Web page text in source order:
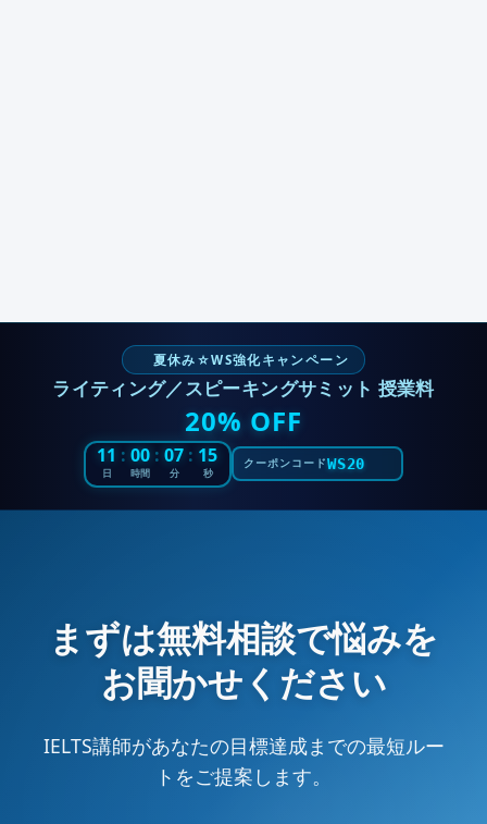
夏休み☆WS強化キャンペーン
ライティング／スピーキングサミット 授業料
20% OFF
11
日
: 00
時間
: 07
分
: 15
秒
クーポンコードWS20
まずは無料相談で悩みを
お聞かせください
IELTS講師があなたの目標達成までの最短ルー
トをご提案します。